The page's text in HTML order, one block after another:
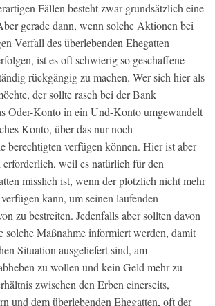
Fällen besteht zwar grundsätzlich eine
gerade dann, wenn solche Aktionen bei
Verfall des überlebenden Ehegatten
ist es oft schwierig so geschaffene
rückgängig zu machen. Wer sich hier als
der sollte rasch bei der Bank
Oder-Konto in ein Und-Konto umgewandelt
Konto, über das nur noch
berechtigten verfügen können. Hier ist aber
weil es natürlich für den
misslich ist, wenn der plötzlich nicht mehr
kann, um seinen laufenden
zu bestreiten. Jedenfalls aber sollten davon
solche Maßnahme informiert werden, damit
Situation ausgeliefert sind, am
zu wollen und kein Geld mehr zu
zwischen den Erben einerseits,
und dem überlebenden Ehegatten, oft der